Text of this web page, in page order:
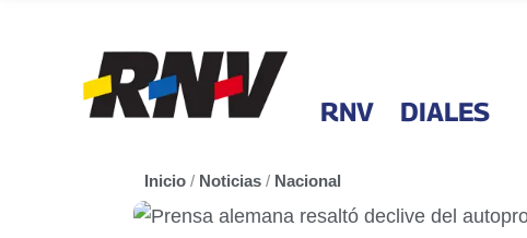
RNV DIALES
Inicio / Noticias / Nacional